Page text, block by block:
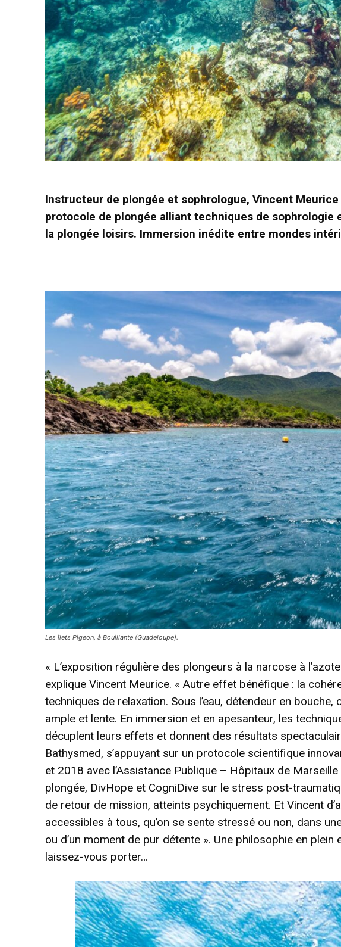
Instructeur de plongée et sophrologue, Vincent
protocole de plongée alliant techniques de
la plongée loisirs. Immersion inédite entre mondes
Les îlets Pigeon, à Bouillante (Guadeloupe).
« L’exposition régulière des plongeurs à la narcose à
explique Vincent Meurice. « Autre effet bénéfique : la
techniques de relaxation. Sous l’eau, détendeur en
ample et lente. En immersion et en apesanteur, les
décuplent leurs effets et donnent des résultats
Bathysmed, s’appuyant sur un protocole scientifique
et 2018 avec l’Assistance Publique – Hôpitaux de
plongée, DivHope et CogniDive sur le stress post-
de retour de mission, atteints psychiquement. Et Vincent
accessibles à tous, qu’on se sente stressé ou non, dans
ou d’un moment de pur détente ». Une philosophie en
laissez-vous porter…